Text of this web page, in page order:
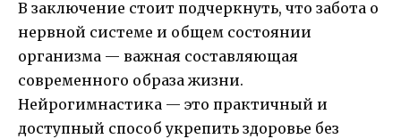
В заключение стоит подчеркнуть, что забота о
нервной системе и общем состоянии
организма — важная составляющая
современного образа жизни.
Нейрогимнастика — это практичный и
доступный способ укрепить здоровье без